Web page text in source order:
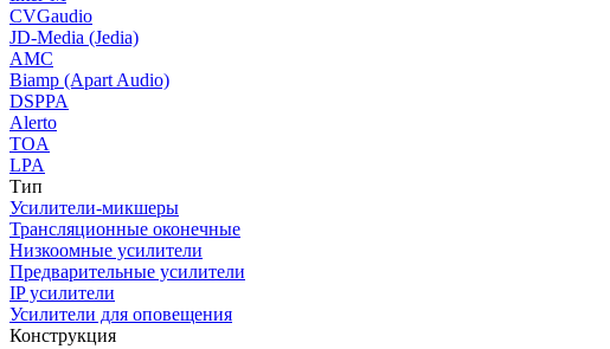
CVGaudio
JD-Media (Jedia)
AMC
Biamp (Apart Audio)
DSPPA
Alerto
TOA
LPA
Тип
Усилители-микшеры
Трансляционные оконечные
Низкоомные усилители
Предварительные усилители
IP усилители
Усилители для оповещения
Конструкция